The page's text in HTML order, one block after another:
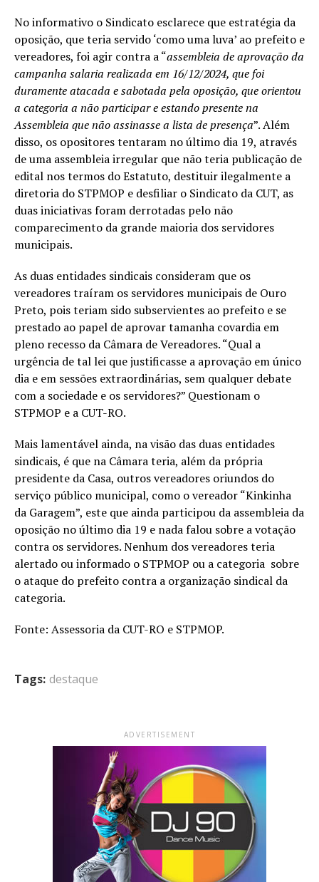
No informativo o Sindicato esclarece que estratégia da
oposição, que teria servido ‘como uma luva’ ao prefeito e
vereadores, foi agir contra a “assembleia de aprovação da
campanha salaria realizada em 16/12/2024, que foi
duramente atacada e sabotada pela oposição, que orientou
a categoria a não participar e estando presente na
Assembleia que não assinasse a lista de presença”. Além
disso, os opositores tentaram no último dia 19, através
de uma assembleia irregular que não teria publicação de
edital nos termos do Estatuto, destituir ilegalmente a
diretoria do STPMOP e desfiliar o Sindicato da CUT, as
duas iniciativas foram derrotadas pelo não
comparecimento da grande maioria dos servidores
municipais.
As duas entidades sindicais consideram que os
vereadores traíram os servidores municipais de Ouro
Preto, pois teriam sido subservientes ao prefeito e se
prestado ao papel de aprovar tamanha covardia em
pleno recesso da Câmara de Vereadores. “Qual a
urgência de tal lei que justificasse a aprovação em único
dia e em sessões extraordinárias, sem qualquer debate
com a sociedade e os servidores?” Questionam o
STPMOP e a CUT-RO.
Mais lamentável ainda, na visão das duas entidades
sindicais, é que na Câmara teria, além da própria
presidente da Casa, outros vereadores oriundos do
serviço público municipal, como o vereador “Kinkinha
da Garagem”, este que ainda participou da assembleia da
oposição no último dia 19 e nada falou sobre a votação
contra os servidores. Nenhum dos vereadores teria
alertado ou informado o STPMOP ou a categoria sobre
o ataque do prefeito contra a organização sindical da
categoria.
Fonte: Assessoria da CUT-RO e STPMOP.
Tags: destaque
ADVERTISEMENT